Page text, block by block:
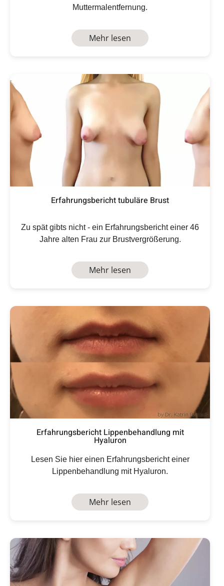
Muttermalentfernung.
Mehr lesen
Erfahrungsbericht tubuläre Brust
Zu spät gibts nicht - ein Erfahrungsbericht einer 46
Jahre alten Frau zur Brustvergrößerung.
Mehr lesen
Erfahrungsbericht Lippenbehandlung mit
Hyaluron
Lesen Sie hier einen Erfahrungsbericht einer
Lippenbehandlung mit Hyaluron.
Mehr lesen